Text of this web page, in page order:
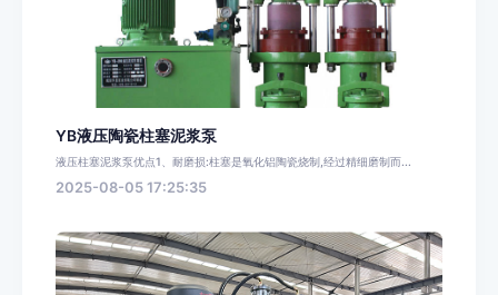
YB液压陶瓷柱塞泥浆泵
液压柱塞泥浆泵优点1、耐磨损:柱塞是氧化铝陶瓷烧制,经过精细磨制而...
2025-08-05 17:25:35